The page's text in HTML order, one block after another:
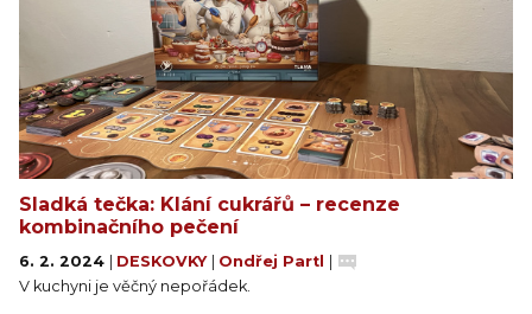
Sladká tečka: Klání cukrářů – recenze
kombinačního pečení
6. 2. 2024 DESKOVKY Ondřej Partl
V kuchyni je věčný nepořádek.